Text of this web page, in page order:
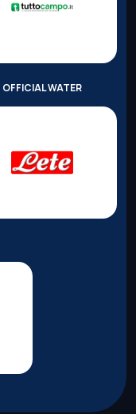
OFFICIAL WATER